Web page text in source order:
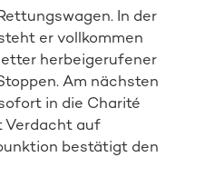
In der
er vollkommen
herbeigerufener
Am nächsten
in die Charité
Verdacht auf
bestätigt den